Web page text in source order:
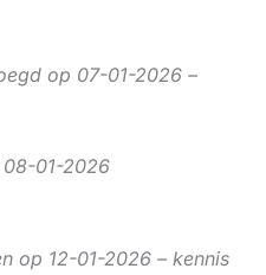
op 07-01-2026 –
01-2026
op 12-01-2026 – kennis